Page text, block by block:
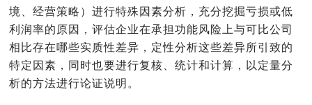
境、经营策略）进行特殊因素分析，充分挖掘亏损或低
利润率的原因，评估企业在承担功能风险上与可比公司
相比存在哪些实质性差异，定性分析这些差异所引致的
特定因素，同时也要进行复核、统计和计算，以定量分
析的方法进行论证说明。